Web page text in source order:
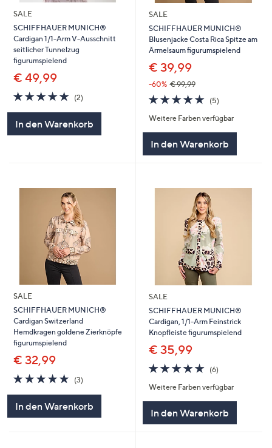
SALE
SCHIFFHAUER MUNICH®
Cardigan 1/1-Arm V-Ausschnitt
seitlicher Tunnelzug
figurumspielend
€ 49,99
5.0
von
(2)2
In den Warenkorb
SALE
SCHIFFHAUER MUNICH®
Blusenjacke Costa Rica Spitze am
Ärmelsaum figurumspielend
€ 39,99
-60% € 99,99
5.0
von
5
(5)5
Weitere Farben verfügbar
In den Warenkorb
SALE
SCHIFFHAUER MUNICH®
Cardigan Switzerland
Hemdkragen goldene Zierknöpfe
figurumspielend
€ 32,99
5.0
von
(3)3
In den Warenkorb
SALE
SCHIFFHAUER MUNICH®
Cardigan, 1/1-Arm Feinstrick
Knopfleiste figurumspielend
€ 35,99
4.7
von
5
(6)6
Weitere Farben verfügbar
In den Warenkorb